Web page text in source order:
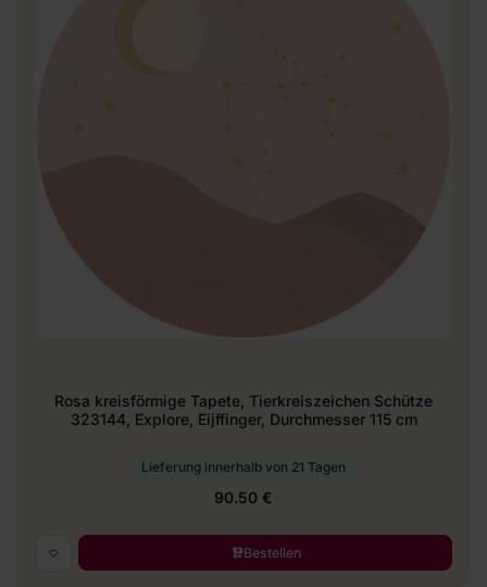
Rosa kreisförmige Tapete, Tierkreiszeichen Schütze
323144, Explore, Eijffinger, Durchmesser 115 cm
Lieferung innerhalb von 21 Tagen
90.50 €
Bestellen